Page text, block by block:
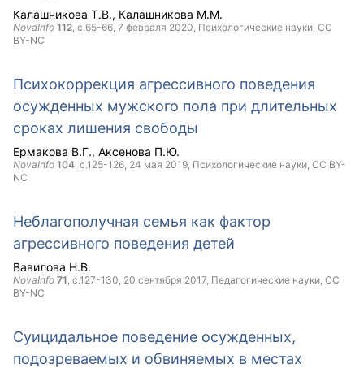
Калашникова Т.В. Калашникова М.М.
NovaInfo 112, с.65-66, 7 февраля 2020, Психологические науки, CC
BY-NC
Психокоррекция агрессивного поведения
осужденных мужского пола при длительных
сроках лишения свободы
Ермакова В.Г. Аксенова П.Ю.
NovaInfo 104, с.125-126, 24 мая 2019, Психологические науки, CC BY-
NC
Неблагополучная семья как фактор
агрессивного поведения детей
Вавилова Н.В.
NovaInfo 71, с.127-130, 20 сентября 2017, Педагогические науки, CC
BY-NC
Суицидальное поведение осужденных,
подозреваемых и обвиняемых в местах